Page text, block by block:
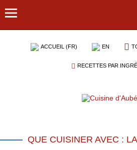
ACCUEIL (FR) EN
RECETTES PAR
QUE CUISINER AVEC :